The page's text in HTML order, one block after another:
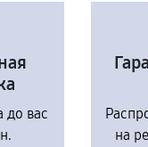
до вас
на